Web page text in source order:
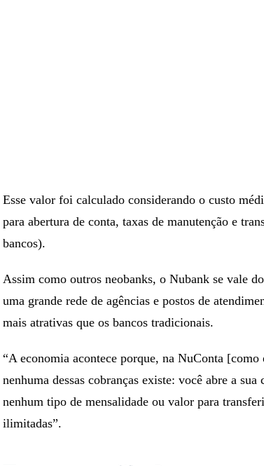
Esse valor foi calculado considerando o custo
para abertura de conta, taxas de manutenção e
bancos).
Assim como outros neobanks, o Nubank se vale
uma grande rede de agências e postos de
mais atrativas que os bancos tradicionais.
“A economia acontece porque, na NuConta
nenhuma dessas cobranças existe: você abre a
nenhum tipo de mensalidade ou valor para
ilimitadas”.